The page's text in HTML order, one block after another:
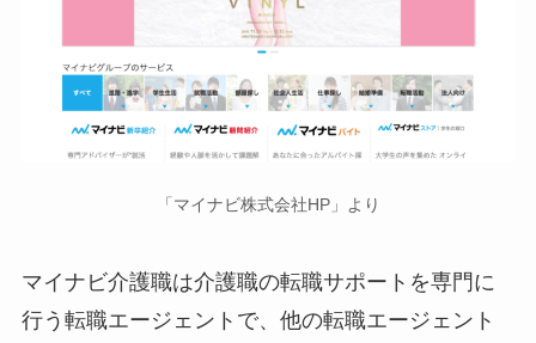
「マイナビ株式会社HP」より
マイナビ介護職は介護職の転職サポートを専門に
行う転職エージェントで、他の転職エージェント